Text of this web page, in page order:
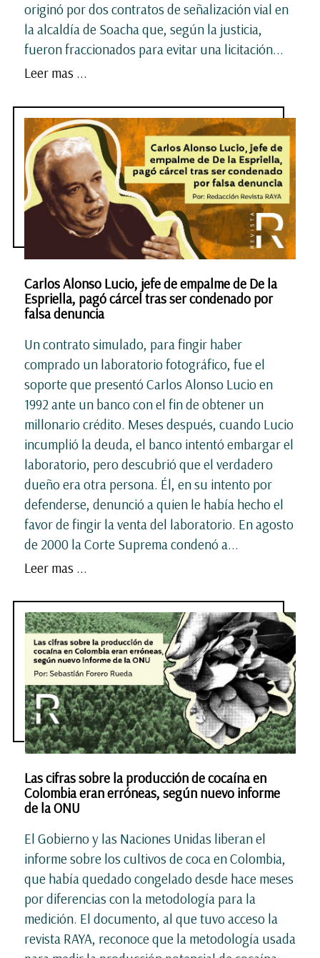
originó por dos contratos de señalización vial en
la alcaldía de Soacha que, según la justicia,
fueron fraccionados para evitar una licitación...
Leer mas ...
Carlos Alonso Lucio, jefe de empalme de De la
Espriella, pagó cárcel tras ser condenado por
falsa denuncia
Un contrato simulado, para fingir haber
comprado un laboratorio fotográfico, fue el
soporte que presentó Carlos Alonso Lucio en
1992 ante un banco con el fin de obtener un
millonario crédito. Meses después, cuando Lucio
incumplió la deuda, el banco intentó embargar el
laboratorio, pero descubrió que el verdadero
dueño era otra persona. Él, en su intento por
defenderse, denunció a quien le había hecho el
favor de fingir la venta del laboratorio. En agosto
de 2000 la Corte Suprema condenó a...
Leer mas ...
Las cifras sobre la producción de cocaína en
Colombia eran erróneas, según nuevo informe
de la ONU
El Gobierno y las Naciones Unidas liberan el
informe sobre los cultivos de coca en Colombia,
que había quedado congelado desde hace meses
por diferencias con la metodología para la
medición. El documento, al que tuvo acceso la
revista RAYA, reconoce que la metodología usada